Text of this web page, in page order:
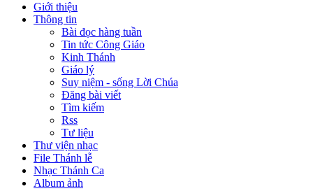
Giới thiệu
Thông tin
Bài đọc hàng tuần
Tin tức Công Giáo
Kinh Thánh
Giáo lý
Suy niệm - sống Lời Chúa
Đăng bài viết
Tìm kiếm
Rss
Tư liệu
Thư viện nhạc
File Thánh lễ
Nhạc Thánh Ca
Album ảnh